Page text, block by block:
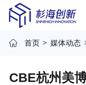
首页 > 媒体动态
CBE杭州美